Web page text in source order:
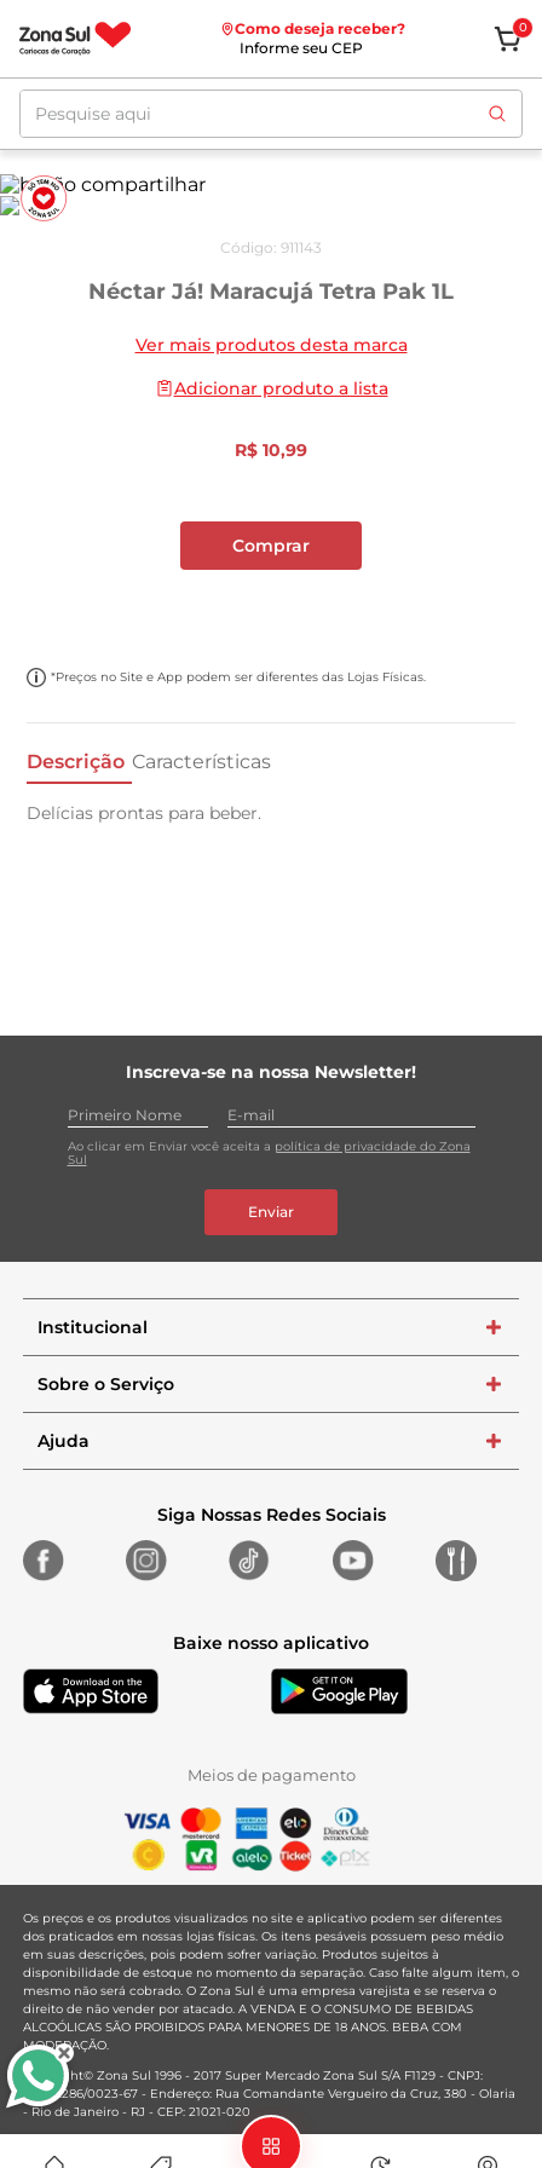
Como deseja receber?
Informe seu CEP
0
Pesquise aqui
Código: 911143
Néctar Já! Maracujá Tetra Pak 1L
Ver mais produtos desta marca
Adicionar produto a lista
R$ 10,99
Comprar
*Preços no Site e App podem ser diferentes das Lojas Físicas.
Descrição Características
Delícias prontas para beber.
Inscreva-se na nossa Newsletter!
Ao clicar em Enviar você aceita a política de privacidade do Zona
Sul
Enviar
Institucional +
Sobre o Serviço +
Ajuda +
Siga Nossas Redes Sociais
Baixe nosso aplicativo
Meios de pagamento
Os preços e os produtos visualizados no site e aplicativo podem ser diferentes
dos praticados em nossas lojas físicas. Os itens pesáveis possuem peso médio
em suas descrições, pois podem sofrer variação. Produtos sujeitos à
disponibilidade de estoque no momento da separação. Caso falte algum item, o
mesmo não será cobrado. O Zona Sul é uma empresa varejista e se reserva o
direito de não vender por atacado. A VENDA E O CONSUMO DE BEBIDAS
ALCOÓLICAS SÃO PROIBIDOS PARA MENORES DE 18 ANOS. BEBA COM
MODERAÇÃO.
Copyright© Zona Sul 1996 - 2017 Super Mercado Zona Sul S/A F1129 - CNPJ:
33.381.286/0023-67 - Endereço: Rua Comandante Vergueiro da Cruz, 380 - Olaria
- Rio de Janeiro - RJ - CEP: 21021-020
Mantido por